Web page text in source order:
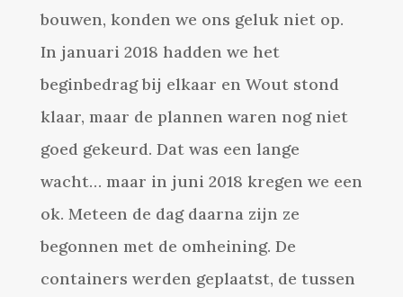
bouwen, konden we ons geluk niet op.
In januari 2018 hadden we het
beginbedrag bij elkaar en Wout stond
klaar, maar de plannen waren nog niet
goed gekeurd. Dat was een lange
wacht… maar in juni 2018 kregen we een
ok. Meteen de dag daarna zijn ze
begonnen met de omheining. De
containers werden geplaatst, de tussen